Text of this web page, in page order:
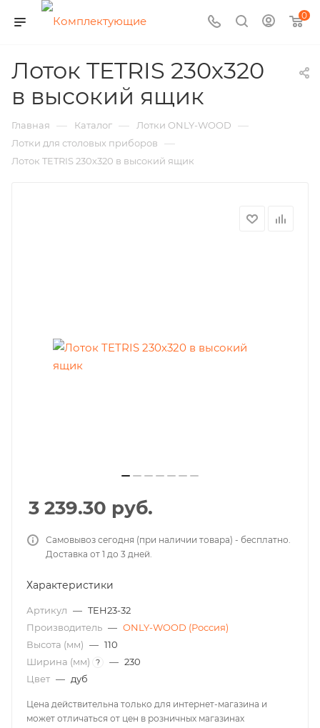
0
Лоток TETRIS 230х320
в высокий ящик
Главная — Каталог — Лотки ONLY-WOOD —
Лотки для столовых приборов —
Лоток TETRIS 230х320 в высокий ящик
3 239.30 руб.
Самовывоз сегодня (при наличии товара) - бесплатно.
Доставка от 1 до 3 дней.
Характеристики
Артикул — TEH23-32
Производитель — ONLY-WOOD (Россия)
Высота (мм) — 110
Ширина (мм)
? — 230
Цвет — дуб
Цена действительна только для интернет-магазина и
может отличаться от цен в розничных магазинах